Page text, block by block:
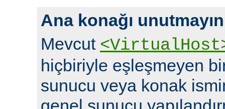
Ana konağı unutmayın
Mevcut
hiçbiriyle eşleşmeyen
sunucu veya konak